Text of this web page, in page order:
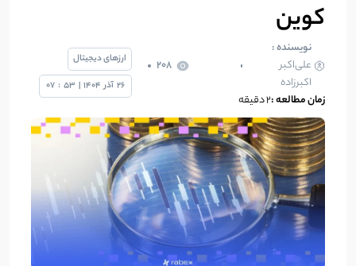
کوین
نویسنده :
علی‌اکبر
اکبرزاده
208
زمان مطالعه :2 دقیقه
ارزهای دیجیتال
26 آذر 1404
|
53
:
07